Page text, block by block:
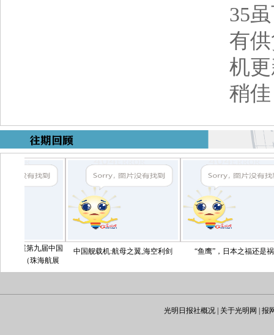
35
有
机
稍
九届中国
海航展
在广东省
最引人注
中国舰载机:航母之翼,海空利剑 “鱼鹰”，日本之福还是祸？
光明日报社概况 关于光明网 报